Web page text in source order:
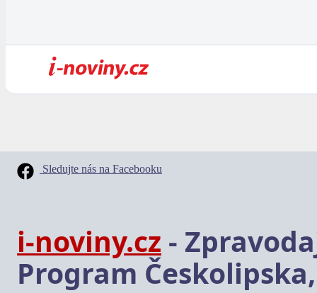
Sledujte nás na Facebooku
i-noviny.cz -
Program